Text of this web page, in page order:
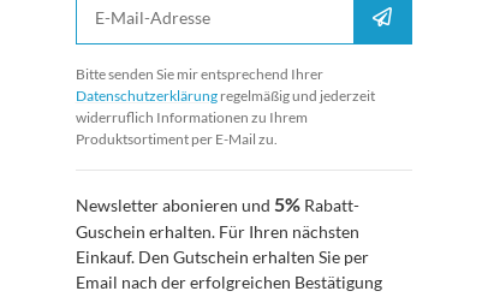
Anmelden
Bitte senden Sie mir entsprechend Ihrer
Datenschutzerklärungregelmäßig und jederzeit
widerruflich Informationen zu Ihrem
Produktsortiment per E-Mail zu.
Newsletter abonieren und 5%Rabatt-
Guschein erhalten. Für Ihren nächsten
Einkauf. Den Gutschein erhalten Sie per
Email nach der erfolgreichen Bestätigung